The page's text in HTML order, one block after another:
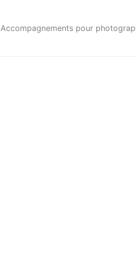
Accompagnements pour